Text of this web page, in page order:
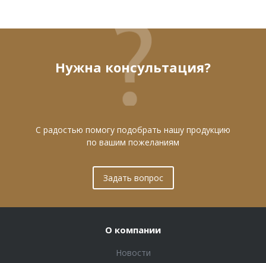
Нужна консультация?
С радостью помогу подобрать нашу продукцию
по вашим пожеланиям
Задать вопрос
О компании
Новости